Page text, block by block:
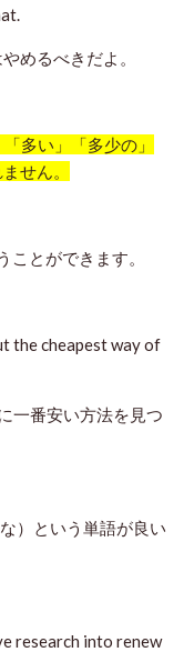
めるべきだよ。
多い」「多少の」
せん。
ことができます。
the cheapest way of
一番安い方法を見つ
）という単語が良い
research into renew